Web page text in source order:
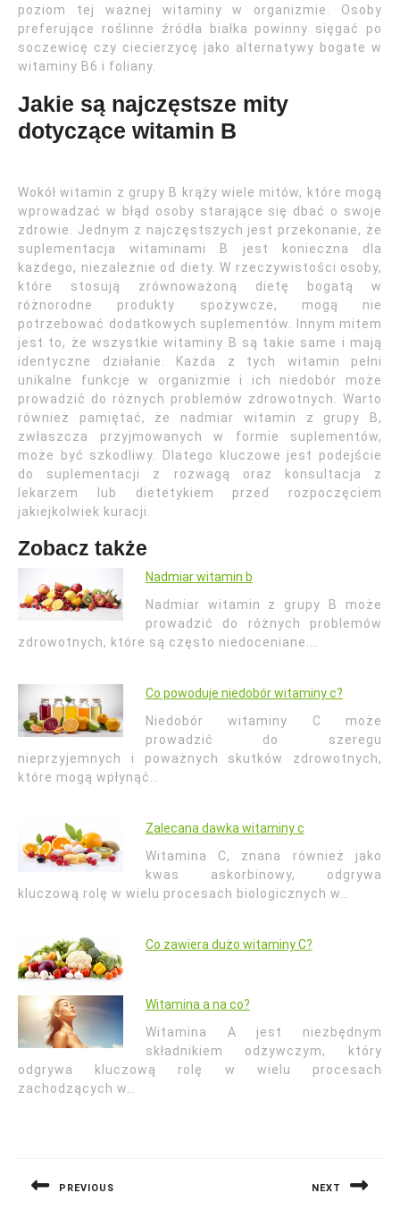
poziom tej ważnej witaminy w organizmie. Osoby
preferujące roślinne źródła białka powinny sięgać po
soczewicę czy ciecierzycę jako alternatywy bogate w
witaminy B6 i foliany.
Jakie są najczęstsze mity
dotyczące witamin B
Wokół witamin z grupy B krąży wiele mitów, które mogą
wprowadzać w błąd osoby starające się dbać o swoje
zdrowie. Jednym z najczęstszych jest przekonanie, że
suplementacja witaminami B jest konieczna dla
każdego, niezależnie od diety. W rzeczywistości osoby,
które stosują zrównoważoną dietę bogatą w
różnorodne produkty spożywcze, mogą nie
potrzebować dodatkowych suplementów. Innym mitem
jest to, że wszystkie witaminy B są takie same i mają
identyczne działanie. Każda z tych witamin pełni
unikalne funkcje w organizmie i ich niedobór może
prowadzić do różnych problemów zdrowotnych. Warto
również pamiętać, że nadmiar witamin z grupy B,
zwłaszcza przyjmowanych w formie suplementów,
może być szkodliwy. Dlatego kluczowe jest podejście
do suplementacji z rozwagą oraz konsultacja z
lekarzem lub dietetykiem przed rozpoczęciem
jakiejkolwiek kuracji.
Zobacz także
Nadmiar witamin b
Nadmiar witamin z grupy B może
prowadzić do różnych problemów
zdrowotnych, które są często niedoceniane.…
Co powoduje niedobór witaminy c?
Niedobór witaminy C może
prowadzić do szeregu
nieprzyjemnych i poważnych skutków zdrowotnych,
które mogą wpłynąć…
Zalecana dawka witaminy c
Witamina C, znana również jako
kwas askorbinowy, odgrywa
kluczową rolę w wielu procesach biologicznych w…
Co zawiera dużo witaminy C?
Witamina a na co?
Witamina A jest niezbędnym
składnikiem odżywczym, który
odgrywa kluczową rolę w wielu procesach
zachodzących w…
PREVIOUS NEXT